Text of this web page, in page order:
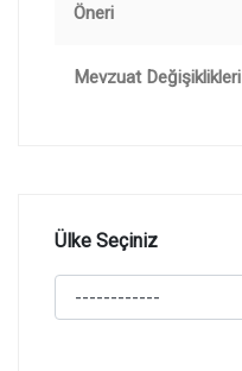
Öneri
Mevzuat Değişiklikleri
Ülke Seçiniz